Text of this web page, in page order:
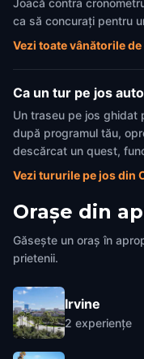
Joacă contra
ca să concurați pentru
Vezi toate vânătorile
Ca un tur pe jos
Un traseu pe jos ghidat
după programul tău,
descărcat un quest,
Vezi tururile pe jos din
Orașe din
Găsește un oraș în
prietenii.
Irvine
2 experiențe